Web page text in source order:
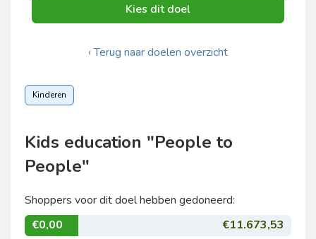
Kies dit doel
‹ Terug naar doelen overzicht
Kinderen
Kids education "People to
People"
Shoppers voor dit doel hebben gedoneerd:
€0,00
€11.673,53